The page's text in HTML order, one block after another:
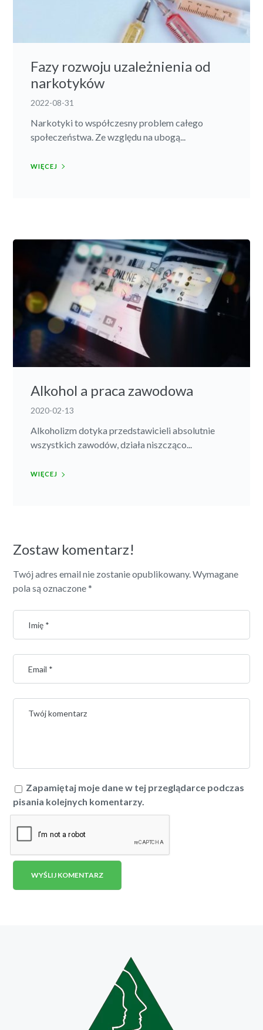
Fazy rozwoju uzależnienia od
narkotyków
2022-08-31
Narkotyki to współczesny problem całego
społeczeństwa. Ze względu na ubogą...
WIĘCEJ
Alkohol a praca zawodowa
2020-02-13
Alkoholizm dotyka przedstawicieli absolutnie
wszystkich zawodów, działa niszcząco...
WIĘCEJ
Zostaw komentarz!
Twój adres email nie zostanie opublikowany.Wymagane
pola są oznaczone*
Zapamiętaj moje dane w tej przeglądarce podczas
pisania kolejnych komentarzy.